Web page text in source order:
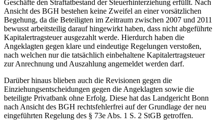
Geschäfte den Straftatbestand der Steuerhinterziehung erfüllt. Nach
Ansicht des BGH bestehen keine Zweifel an einer vorsätzlichen
Begehung, da die Beteiligten im Zeitraum zwischen 2007 und 2011
bewusst arbeitsteilig darauf hingewirkt haben, dass nicht abgeführte
Kapitalertragsteuer ausgezahlt werde. Hierdurch haben die
Angeklagten gegen klare und eindeutige Regelungen verstoßen,
nach welchen nur die tatsächlich einbehaltene Kapitalertragsteuer
zur Anrechnung und Auszahlung angemeldet werden darf.
Darüber hinaus blieben auch die Revisionen gegen die
Einziehungsentscheidungen gegen die Angeklagten sowie die
beteiligte Privatbank ohne Erfolg. Diese hat das Landgericht Bonn
nach Ansicht des BGH rechtsfehlerfrei auf der Grundlage der neu
eingeführten Regelung des § 73e Abs. 1 S. 2 StGB getroffen.